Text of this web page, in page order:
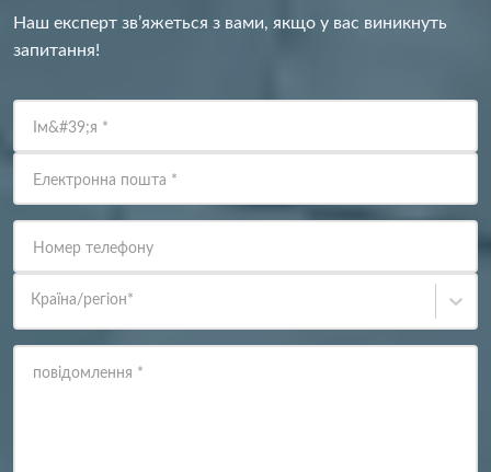
Наш експерт зв’яжеться з вами, якщо у вас виникнуть
запитання!
Ім&#39;я *
Електронна пошта *
Номер телефону
Країна/регіон*
повідомлення *